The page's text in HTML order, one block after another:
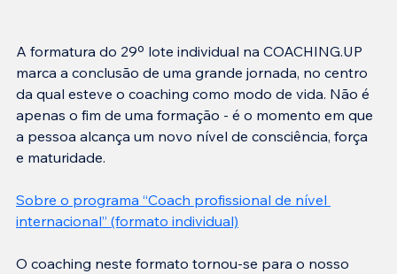
A formatura do 29º lote individual na COACHING.UP
marca a conclusão de uma grande jornada, no centro
da qual esteve o coaching como modo de vida. Não é
apenas o fim de uma formação - é o momento em que
a pessoa alcança um novo nível de consciência, força
e maturidade.
Sobre o programa “Coach profissional de nível
internacional” (formato individual)
O coaching neste formato tornou-se para o nosso